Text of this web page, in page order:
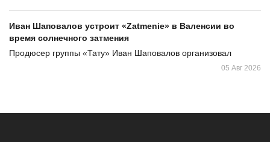
Иван Шаповалов устроит «Zatmenie» в Валенсии во
время солнечного затмения
Продюсер группы «Тату» Иван Шаповалов организовал
05 Авг 2026